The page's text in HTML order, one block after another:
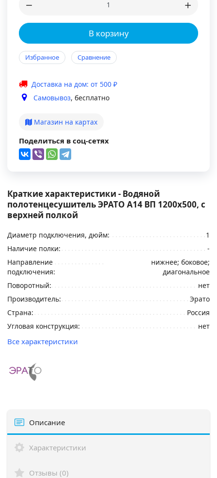
В корзину
Избранное Сравнение
Доставка на дом: от 500 ₽
Самовывоз, бесплатно
Магазин на картах
Поделиться в соц-сетях
Краткие характеристики - Водяной
полотенцесушитель ЭРАТО А14 ВП 1200x500, с
верхней полкой
Диаметр подключения, дюйм:
1
Наличие полки:
-
Направление
подключения:
нижнее; боковое;
диагональное
Поворотный:
нет
Производитель:
Эрато
Страна:
Россия
Угловая конструкция:
нет
Все характеристики
Описание
Характеристики
Отзывы (0)